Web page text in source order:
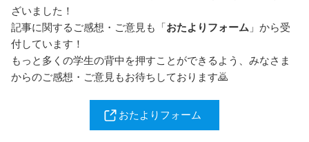
ざいました！
記事に関するご感想・ご意見も「おたよりフォーム 」から受
付しています！
もっと多くの学生の背中を押すことができるよう、みなさま
からのご感想・ご意見もお待ちしております🙇
おたよりフォーム